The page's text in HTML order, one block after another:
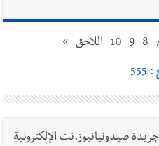
8
9
10 اللاحق »
صيدونيانيوز.نت الإلكترونية